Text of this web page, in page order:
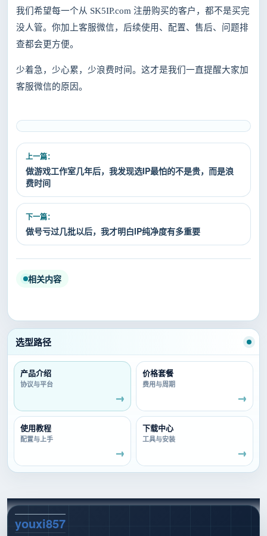
我们希望每一个从 SK5IP.com 注册购买的客户，都不是买完
没人管。你加上客服微信，后续使用、配置、售后、问题排
查都会更方便。
少着急，少心累，少浪费时间。这才是我们一直提醒大家加
客服微信的原因。
上一篇：
做游戏工作室几年后，我发现选IP最怕的不是贵，而是浪
费时间
下一篇：
做号亏过几批以后，我才明白IP纯净度有多重要
相关内容
选型路径
产品介绍
协议与平台
价格套餐
费用与周期
使用教程
配置与上手
下载中心
工具与安装
youxi857